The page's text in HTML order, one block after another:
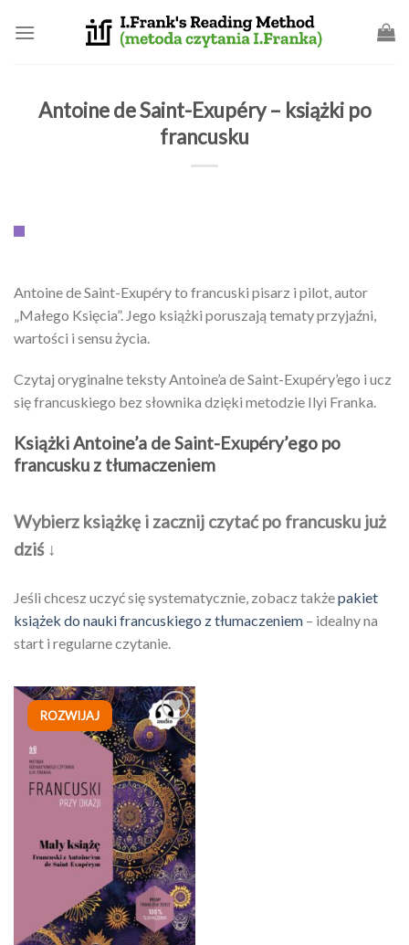
Antoine de Saint-Exupéry – książki po
francusku
Antoine de Saint-Exupéry to francuski pisarz i pilot, autor
„Małego Księcia”. Jego książki poruszają tematy przyjaźni,
wartości i sensu życia.
Czytaj oryginalne teksty Antoine’a de Saint-Exupéry’ego i ucz
się francuskiego bez słownika dzięki metodzie Ilyi Franka.
Książki Antoine’a de Saint-Exupéry’ego po
francusku z tłumaczeniem
Wybierz książkę i zacznij czytać po francusku już
dziś ↓
Jeśli chcesz uczyć się systematycznie, zobacz takżepakiet
książek do nauki francuskiego z tłumaczeniem – idealny na
start i regularne czytanie.
ROZWIJAJ
Dodaj
do
listy
życzeń